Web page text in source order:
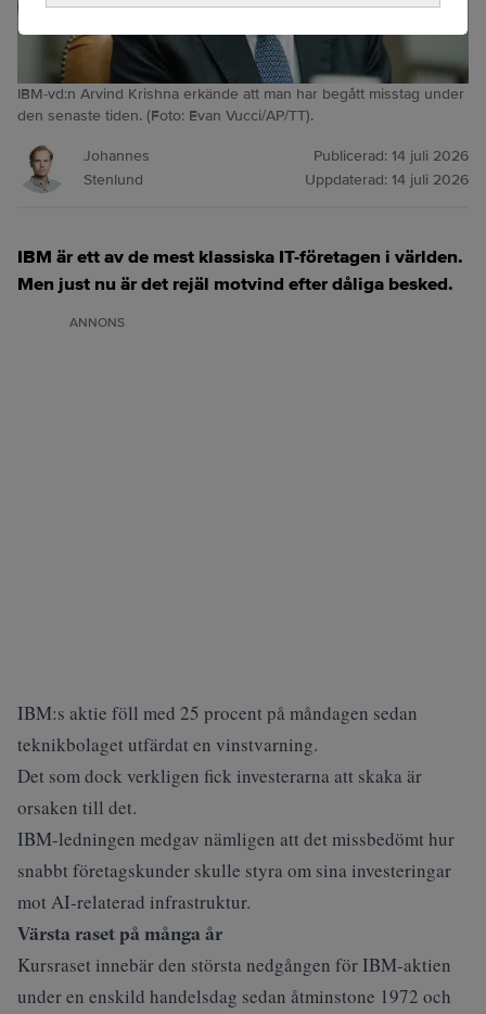
IBM-vd:n Arvind Krishna erkände att man har begått misstag under
den senaste tiden. (Foto: Evan Vucci/AP/TT).
Johannes
Stenlund
Publicerad: 14 juli 2026
Uppdaterad: 14 juli 2026
IBM är ett av de mest klassiska IT-företagen i världen.
Men just nu är det rejäl motvind efter dåliga besked.
ANNONS
IBM:s aktie föll med 25 procent på måndagen sedan
teknikbolaget utfärdat en vinstvarning.
Det som dock verkligen fick investerarna att skaka är
orsaken till det.
IBM-ledningen medgav nämligen att det missbedömt hur
snabbt företagskunder skulle styra om sina investeringar
mot AI-relaterad infrastruktur.
Värsta raset på många år
Kursraset innebär den största nedgången för IBM-aktien
under en enskild handelsdag sedan åtminstone 1972 och